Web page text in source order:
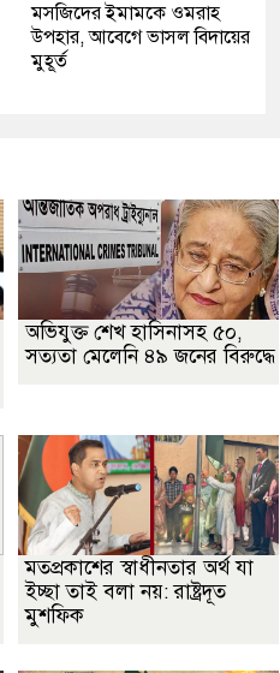
মসজিদের ইমামকে ওমরাহ
উপহার, আবেগে ভাসল বিদায়ের
মুহূর্ত
অভিযুক্ত শেখ হাসিনাসহ ৫০,
সত্যতা মেলেনি ৪৯ জনের বিরুদ্ধে
মতপ্রকাশের স্বাধীনতার অর্থ যা
ইচ্ছা তাই বলা নয়: রাষ্ট্রদূত
মুশফিক